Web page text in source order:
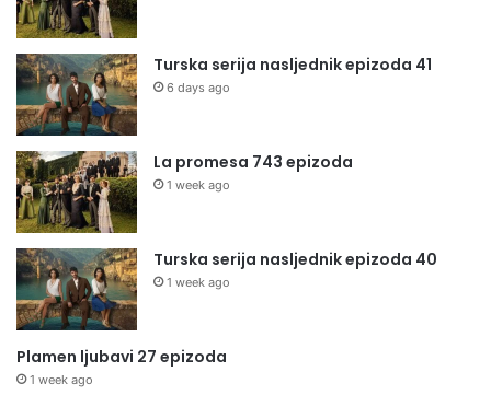
Turska serija nasljednik epizoda 41
6 days ago
La promesa 743 epizoda
1 week ago
Turska serija nasljednik epizoda 40
1 week ago
Plamen ljubavi 27 epizoda
1 week ago